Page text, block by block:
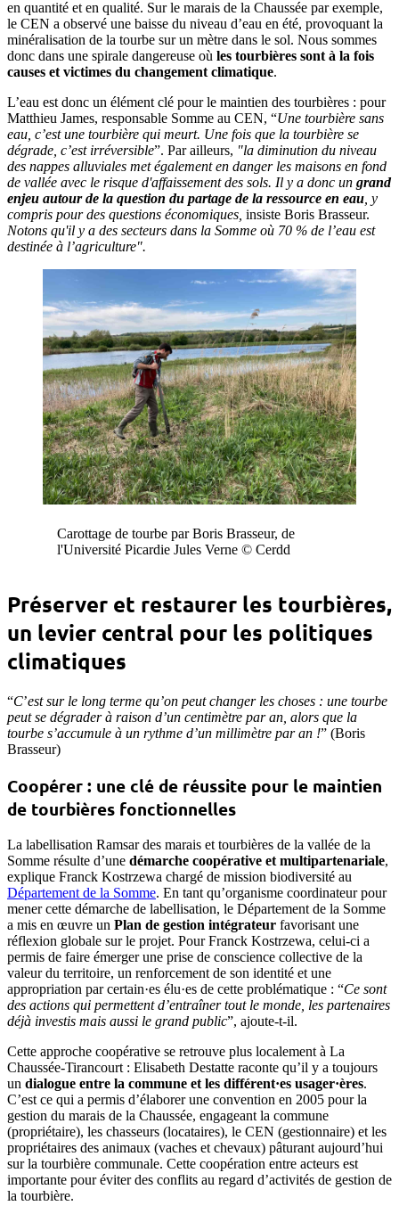
en quantité et en qualité. Sur le marais de la Chaussée par exemple,
le CEN a observé une baisse du niveau d’eau en été, provoquant la
minéralisation de la tourbe sur un mètre dans le sol. Nous sommes
donc dans une spirale dangereuse où les tourbières sont à la fois
causes et victimes du changement climatique.
L’eau est donc un élément clé pour le maintien des tourbières : pour
Matthieu James, responsable Somme au CEN, “Une tourbière sans
eau, c’est une tourbière qui meurt. Une fois que la tourbière se
dégrade, c’est irréversible”. Par ailleurs, "la diminution du niveau
des nappes alluviales met également en danger les maisons en fond
de vallée avec le risque d'affaissement des sols. Il y a donc un grand
enjeu autour de la question du partage de la ressource en eau , y
compris pour des questions économiques, insiste Boris Brasseur.
Notons qu'il y a des secteurs dans la Somme où 70 % de l’eau est
destinée à l’agriculture".
Carottage de tourbe par Boris Brasseur, de
l'Université Picardie Jules Verne © Cerdd
Préserver et restaurer les tourbières,
un levier central pour les politiques
climatiques
“C’est sur le long terme qu’on peut changer les choses : une tourbe
peut se dégrader à raison d’un centimètre par an, alors que la
tourbe s’accumule à un rythme d’un millimètre par an !” (Boris
Brasseur)
Coopérer : une clé de réussite pour le maintien
de tourbières fonctionnelles
La labellisation Ramsar des marais et tourbières de la vallée de la
Somme résulte d’une démarche coopérative et multipartenariale,
explique Franck Kostrzewa chargé de mission biodiversité au
Département de la Somme. En tant qu’organisme coordinateur pour
mener cette démarche de labellisation, le Département de la Somme
a mis en œuvre un Plan de gestion intégrateur favorisant une
réflexion globale sur le projet. Pour Franck Kostrzewa, celui-ci a
permis de faire émerger une prise de conscience collective de la
valeur du territoire, un renforcement de son identité et une
appropriation par certain·es élu·es de cette problématique : “Ce sont
des actions qui permettent d’entraîner tout le monde, les partenaires
déjà investis mais aussi le grand public”, ajoute-t-il.
Cette approche coopérative se retrouve plus localement à La
Chaussée-Tirancourt : Elisabeth Destatte raconte qu’il y a toujours
un dialogue entre la commune et les différent·es usager·ères.
C’est ce qui a permis d’élaborer une convention en 2005 pour la
gestion du marais de la Chaussée, engageant la commune
(propriétaire), les chasseurs (locataires), le CEN (gestionnaire) et les
propriétaires des animaux (vaches et chevaux) pâturant aujourd’hui
sur la tourbière communale. Cette coopération entre acteurs est
importante pour éviter des conflits au regard d’activités de gestion de
la tourbière.